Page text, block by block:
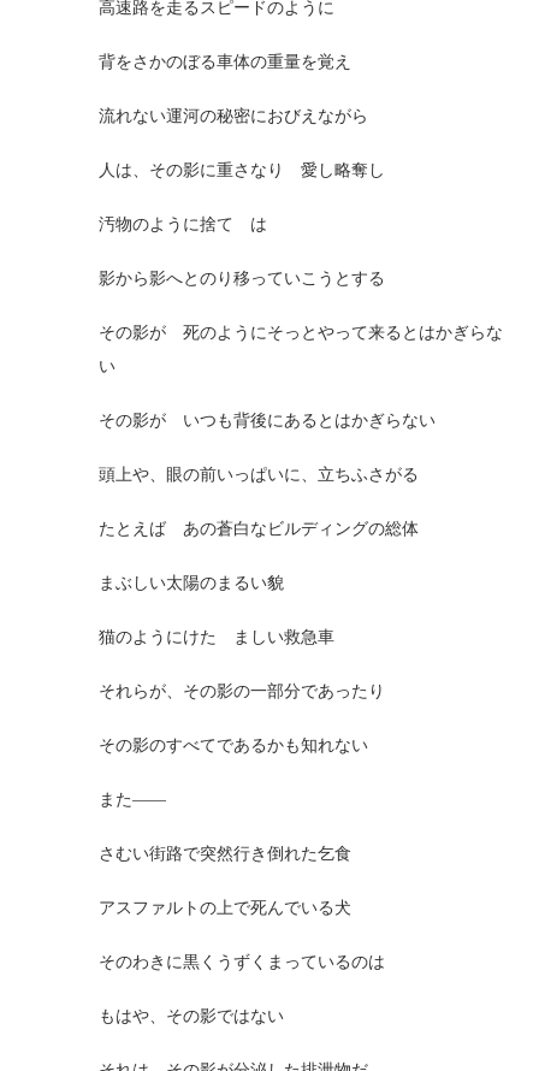
高速路を走るスピードのように
背をさかのぼる車体の重量を覚え
流れない運河の秘密におびえながら
人は、その影に重さなり 愛し略奪し
汚物のように捨てゝは
影から影へとのり移っていこうとする
その影が 死のようにそっとやって来るとはかぎらな
い
その影が いつも背後にあるとはかぎらない
頭上や、眼の前いっぱいに、立ちふさがる
たとえば あの蒼白なビルディングの総体
まぶしい太陽のまるい貌
猫のようにけたゝましい救急車
それらが、その影の一部分であったり
その影のすべてであるかも知れない
また――
さむい街路で突然行き倒れた乞食
アスファルトの上で死んでいる犬
そのわきに黒くうずくまっているのは
もはや、その影ではない